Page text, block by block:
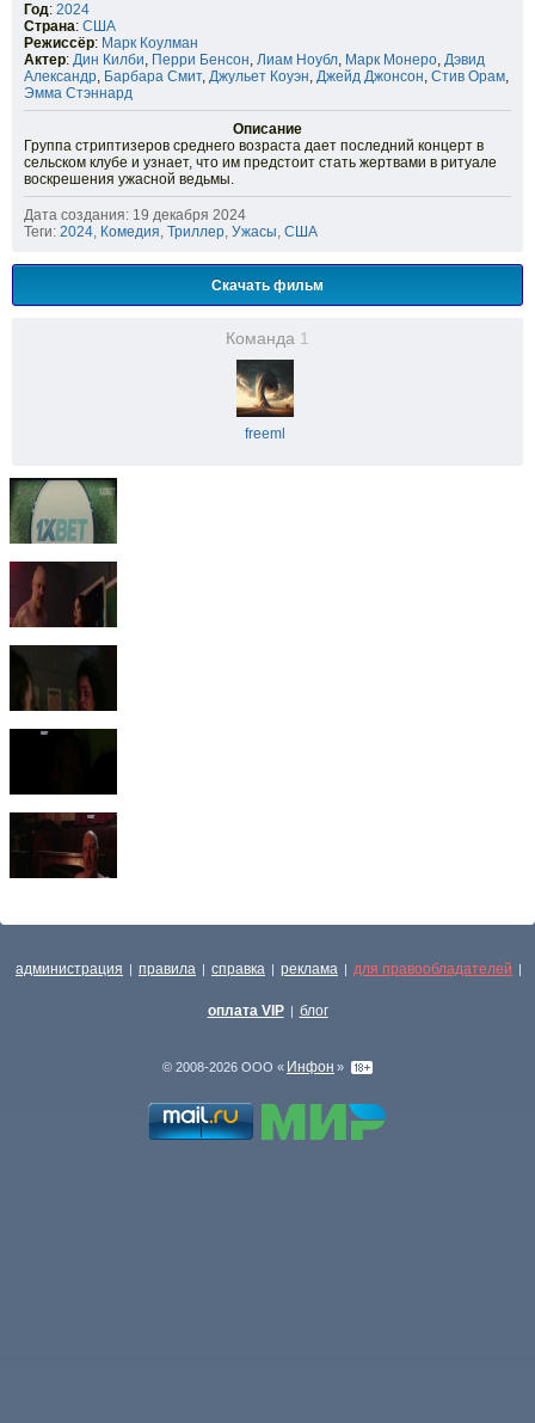
Год: 2024
Страна: США
Режиссёр: Марк Коулман
Актер: Дин Килби, Перри Бенсон, Лиам Ноубл, Марк Монеро, Дэвид
Александр, Барбара Смит, Джульет Коуэн, Джейд Джонсон, Стив Орам,
Эмма Стэннард
Описание
Группа стриптизеров среднего возраста дает последний концерт в
сельском клубе и узнает, что им предстоит стать жертвами в ритуале
воскрешения ужасной ведьмы.
Дата создания: 19 декабря 2024
Теги: 2024, Комедия, Триллер, Ужасы, США
Скачать фильм
Команда 1
freeml
администрация | правила | справка | реклама | для правообладателей |
оплата VIP | блог
© 2008-2026 ООО « Инфон »